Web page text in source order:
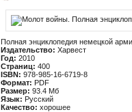
Полная энциклопедия немецкой
Издательство: Харвест
Год: 2010
Страниц: 400
ISBN: 978-985-16-6719-8
Формат: PDF
Размер: 93.4 Мб
Язык: Русский
Качество: хорошее